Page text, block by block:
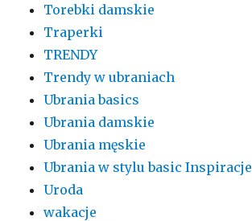
Torebki damskie
Traperki
TRENDY
Trendy w ubraniach
Ubrania basics
Ubrania damskie
Ubrania męskie
Ubrania w stylu basic Inspiracje
Uroda
wakacje